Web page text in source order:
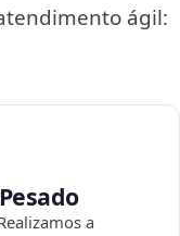
ágil:
a